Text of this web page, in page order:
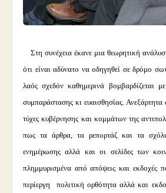
Στη συνέχεια έκανε μια θεωρητική
ότι είναι αδύνατο να οδηγηθεί σε δρόμο
λαός σχεδόν καθημερινά βομβαρδίζεται
συμπαράστασης κι ευαισθησίας. Ανεξάρτητα
τύχες κυβέρνησης και κομμάτων της
πως τα άρθρα, τα ρεπορτάζ και τα
ενημέρωσης αλλά και οι σελίδες των
πλημμυρισμένα από απόψεις και εκδοχές
περίεργη πολιτική ορθότητα αλλά και